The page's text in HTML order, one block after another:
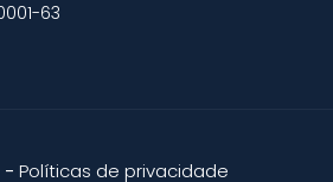
63
- Políticas de privacidade